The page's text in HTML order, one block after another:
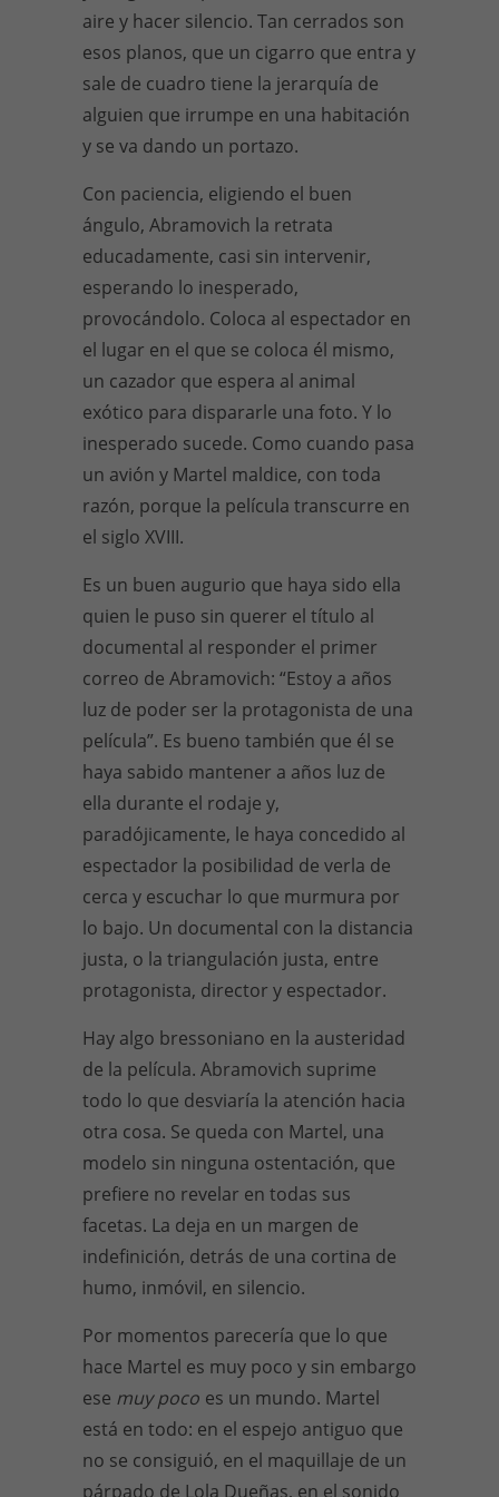
aire y hacer silencio. Tan cerrados son
esos planos, que un cigarro que entra y
sale de cuadro tiene la jerarquía de
alguien que irrumpe en una habitación
y se va dando un portazo.
Con paciencia, eligiendo el buen
ángulo, Abramovich la retrata
educadamente, casi sin intervenir,
esperando lo inesperado,
provocándolo. Coloca al espectador en
el lugar en el que se coloca él mismo,
un cazador que espera al animal
exótico para dispararle una foto. Y lo
inesperado sucede. Como cuando pasa
un avión y Martel maldice, con toda
razón, porque la película transcurre en
el siglo XVIII.
Es un buen augurio que haya sido ella
quien le puso sin querer el título al
documental al responder el primer
correo de Abramovich: “Estoy a años
luz de poder ser la protagonista de una
película”. Es bueno también que él se
haya sabido mantener a años luz de
ella durante el rodaje y,
paradójicamente, le haya concedido al
espectador la posibilidad de verla de
cerca y escuchar lo que murmura por
lo bajo. Un documental con la distancia
justa, o la triangulación justa, entre
protagonista, director y espectador.
Hay algo bressoniano en la austeridad
de la película. Abramovich suprime
todo lo que desviaría la atención hacia
otra cosa. Se queda con Martel, una
modelo sin ninguna ostentación, que
prefiere no revelar en todas sus
facetas. La deja en un margen de
indefinición, detrás de una cortina de
humo, inmóvil, en silencio.
Por momentos parecería que lo que
hace Martel es muy poco y sin embargo
ese muy poco es un mundo. Martel
está en todo: en el espejo antiguo que
no se consiguió, en el maquillaje de un
párpado de Lola Dueñas, en el sonido